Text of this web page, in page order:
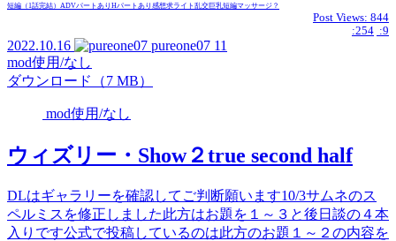
短編（1話完結） ADVパートあり Hパートあり 感想求ライト 乱交巨乳短編マッサージ？
Post Views: 844
:254 :9
2022.10.16 pureone07 11
mod使用/なし
ダウンロード（7 MB）
mod使用/なし
ウィズリー・Show２true second half
DLはギャラリーを確認してご判断願います10/3サムネのス
ペルミスを修正しました此方はお題を１～３と後日談の４本
入りです公式で投稿しているのは此方のお題１～２の内容を